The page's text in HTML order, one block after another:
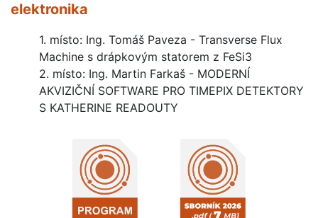
elektronika
1. místo: Ing. Tomáš Paveza - Transverse Flux
Machine s drápkovým statorem z FeSi3
2. místo: Ing. Martin Farkaš - MODERNÍ
AKVIZIČNÍ SOFTWARE PRO TIMEPIX DETEKTORY
S KATHERINE READOUTY